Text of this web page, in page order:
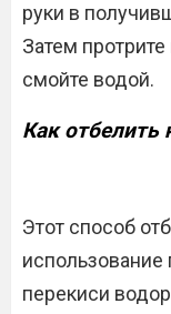
руки в
Затем
смойте водой.
Как отбелить
Этот способ
перекиси